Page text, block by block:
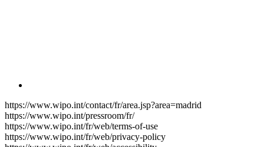
https://www.wipo.int/contact/fr/area.jsp?area=madrid
https://www.wipo.int/pressroom/fr/
https://www.wipo.int/fr/web/terms-of-use
https://www.wipo.int/fr/web/privacy-policy